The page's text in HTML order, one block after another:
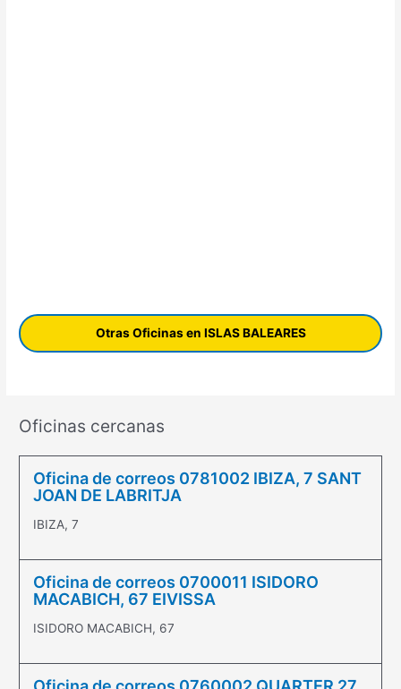
Otras Oficinas en ISLAS BALEARES
Oficinas cercanas
Oficina de correos 0781002 IBIZA, 7 SANT
JOAN DE LABRITJA
IBIZA, 7
Oficina de correos 0700011 ISIDORO
MACABICH, 67 EIVISSA
ISIDORO MACABICH, 67